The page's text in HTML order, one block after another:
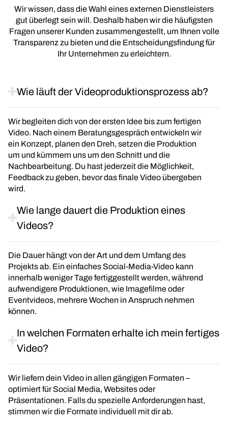
Wir wissen, dass die Wahl eines externen Dienstleisters
gut überlegt sein will. Deshalb haben wir die häufigsten
Fragen unserer Kunden zusammengestellt, um Ihnen volle
Transparenz zu bieten und die Entscheidungsfindung für
Ihr Unternehmen zu erleichtern.
Wie läuft der Videoproduktionsprozess ab?
Wir begleiten dich von der ersten Idee bis zum fertigen
Video. Nach einem Beratungsgespräch entwickeln wir
ein Konzept, planen den Dreh, setzen die Produktion
um und kümmern uns um den Schnitt und die
Nachbearbeitung. Du hast jederzeit die Möglichkeit,
Feedback zu geben, bevor das finale Video übergeben
wird.
Wie lange dauert die Produktion eines
Videos?
Die Dauer hängt von der Art und dem Umfang des
Projekts ab. Ein einfaches Social-Media-Video kann
innerhalb weniger Tage fertiggestellt werden, während
aufwendigere Produktionen, wie Imagefilme oder
Eventvideos, mehrere Wochen in Anspruch nehmen
können.
In welchen Formaten erhalte ich mein fertiges
Video?
Wir liefern dein Video in allen gängigen Formaten –
optimiert für Social Media, Websites oder
Präsentationen. Falls du spezielle Anforderungen hast,
stimmen wir die Formate individuell mit dir ab.